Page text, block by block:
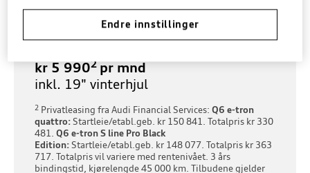
mørke ruter
kr 5 9902pr mnd
inkl. 19" vinterhjul
2 Privatleasing fra Audi Financial Services: Q6 e-tron
quattro:Startleie/etabl.geb. kr 150 841. Totalpris kr 330
481. Q6 e-tron S line Pro Black
Edition:Startleie/etabl.geb. kr 148 077. Totalpris kr 363
717. Totalpris vil variere med rentenivået. 3 års
bindingstid, kjørelengde 45 000 km. Tilbudene gjelder
Endre innstillinger